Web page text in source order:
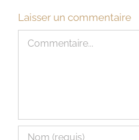
Laisser un commentaire
Commentaire